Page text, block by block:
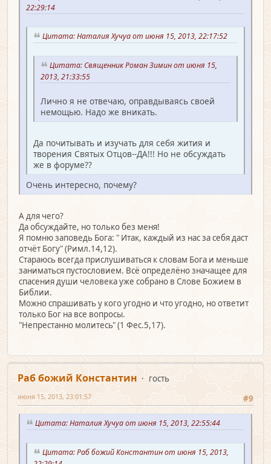
22:29:14
Цитата: Наталия Хучуа от июня 15, 2013, 22:17:52
Цитата: Священник Роман Зимин от июня 15,
2013, 21:33:55
Лично я не отвечаю, оправдываясь своей
немощью. Надо же вникать.
Да почитывать и изучать для себя жития и
творения Святых Отцов--ДА!!! Но не обсуждать
же в форуме??
Очень интересно, почему?
А для чего?
Да обсуждайте, но только без меня!
Я помню заповедь Бога: " Итак, каждый из нас за себя даст
отчёт Богу" (Римл.14,12).
Стараюсь всегда прислушиваться к словам Бога и меньше
заниматься пустословием. Всё определёно значащее для
спасения души человека уже собрано в Слове Божием в
Библии.
Можно спрашивать у кого угодно и что угодно, но ответит
только Бог на все вопросы.
"Непрестанно молитесь" (1 Фес.5,17).
Раб божий Константин
гость
#9
июня 15, 2013, 23:01:57
Цитата: Наталия Хучуа от июня 15, 2013, 22:55:44
Цитата: Раб божий Константин от июня 15, 2013,